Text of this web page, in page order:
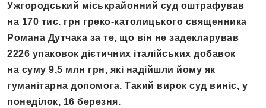
Ужгородський міськрайонний суд оштрафував
на 170 тис. грн греко-католицького священника
Романа Дутчака за те, що він не задекларував
2226 упаковок дієтичних італійських добавок
на суму 9,5 млн грн, які надійшли йому як
гуманітарна допомога. Такий вирок суд виніс, у
понеділок, 16 березня.